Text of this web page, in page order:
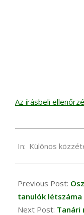
Az írásbeli
06-
In: Különös
Previous Post:
tanulók létszáma
Next Post: Tanári